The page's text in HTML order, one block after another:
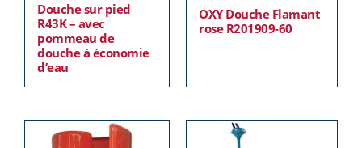
Douche sur pied
R43K – avec
pommeau de
douche à économie
d’eau
OXY Douche Flamant
rose R201909-60